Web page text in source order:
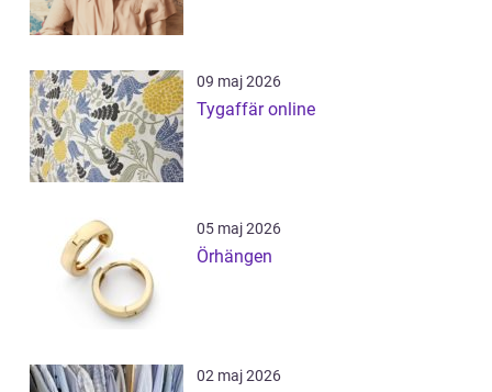
09 maj 2026
Tygaffär online
05 maj 2026
Örhängen
02 maj 2026